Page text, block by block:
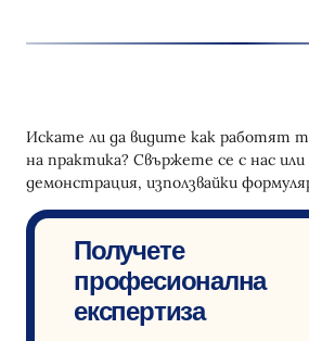
Искате ли да видите как работят
на практика? Свържете се с нас или
демонстрация, използвайки
Получете
професионална
експертиза